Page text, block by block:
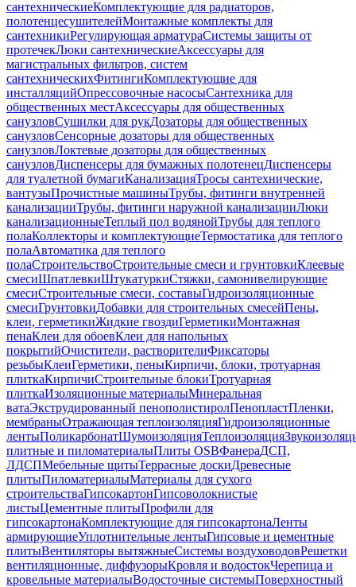
сантехническиеКомплектующие для радиаторов,
полотенцесушителейМонтажные комплекты для
сантехникиРегулирующая арматураСистемы защиты от
протечекЛюки сантехническиеАксессуары для
магистральных фильтров, систем
сантехническихФитингиКомплектующие для
инсталляцийОпрессовочные насосыСантехника для
общественных местАксессуары для общественных
санузловСушилки для рукДозаторы для общественных
санузловСенсорные дозаторы для общественных
санузловЛоктевые дозаторы для общественных
санузловДиспенсеры для бумажных полотенецДиспенсеры
для туалетной бумагиКанализацияТросы сантехнические,
вантузыПрочистные машиныТрубы, фитинги внутренней
канализацииТрубы, фитинги наружной канализацииЛюки
канализационныеТеплый пол водянойТрубы для теплого
полаКоллекторы и комплектующиеТермостатика для теплого
полаАвтоматика для теплого
полаСтроительствоСтроительные смеси и грунтовкиКлеевые
смесиШпатлевкиШтукатуркиСтяжки, самонивелирующие
смесиСтроительные смеси, составыГидроизоляционные
смесиГрунтовкиДобавки для строительных смесейПены,
клеи, герметикиЖидкие гвоздиГерметикиМонтажная
пенаКлеи для обоевКлеи для напольных
покрытийОчистители, растворителиФиксаторы
резьбыКлеиГерметики, пеныКирпичи, блоки, тротуарная
плиткаКирпичиСтроительные блокиТротуарная
плиткаИзоляционные материалыМинеральная
ватаЭкструдированный пенополистиролПенопластПленки,
мембраныОтражающая теплоизоляцияГидроизоляционные
лентыПоликарбонатШумоизоляцияТеплоизоляция
плитные и пиломатериалыПлиты OSBФанераДСП,
ЛДСПМебельные щитыТеррасные доскиДревесные
плитыПиломатериалыМатериалы для сухого
строительстваГипсокартонГипсоволокнистые
листыЦементные плитыПрофили для
гипсокартонаКомплектующие для гипсокартонаЛенты
армирующиеУплотнительные лентыГипсовые и цементные
плитыВентиляторы вытяжныеСистемы воздуховодовРешетки
вентиляционные, диффузорыКровля и водостокЧерепица и
кровельные материалыВодосточные системыПоверхностный